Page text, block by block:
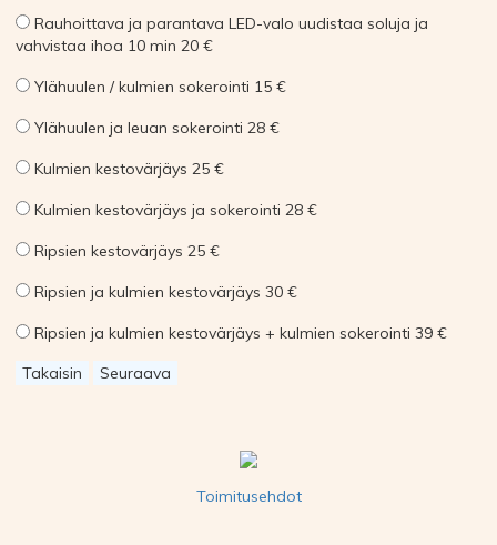
Rauhoittava ja parantava LED-valo uudistaa soluja ja
vahvistaa ihoa 10 min 20 €
Ylähuulen / kulmien sokerointi 15 €
Ylähuulen ja leuan sokerointi 28 €
Kulmien kestovärjäys 25 €
Kulmien kestovärjäys ja sokerointi 28 €
Ripsien kestovärjäys 25 €
Ripsien ja kulmien kestovärjäys 30 €
Ripsien ja kulmien kestovärjäys + kulmien sokerointi 39 €
Takaisin
Seuraava
Toimitusehdot